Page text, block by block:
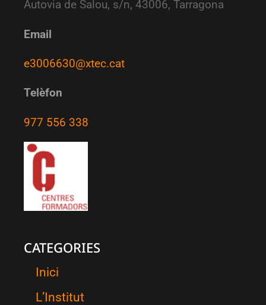
Autovia de Salou, s/n, 43006, Tarragona
Email
e3006630@xtec.cat
Telèfon
977 556 338
CATEGORIES
Inici
L’Institut